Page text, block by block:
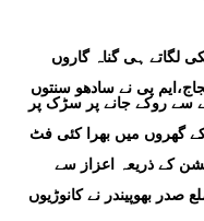
لگاتے ہی گناہ گاروں
پی نے سادھو سنتوں
سے روکے جانے پر سڑک پر
گھروں میں بھرا کئی فٹ
کے ذریعہ اعزاز سے
صدر بھوپیندر نے کانوڑیوں